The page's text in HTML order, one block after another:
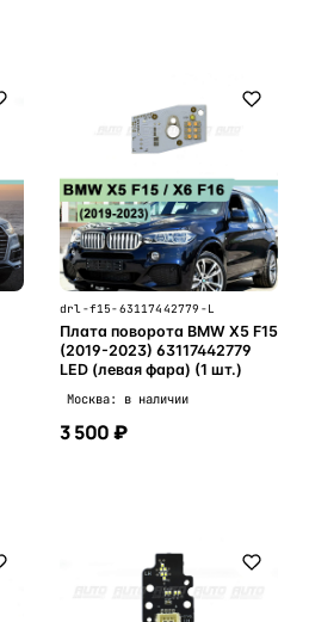
drl-f15-63117442779-L
Плата поворота BMW X5 F15
(2019-2023) 63117442779
LED (левая фара) (1 шт.)
Москва: в наличии
3 500 ₽